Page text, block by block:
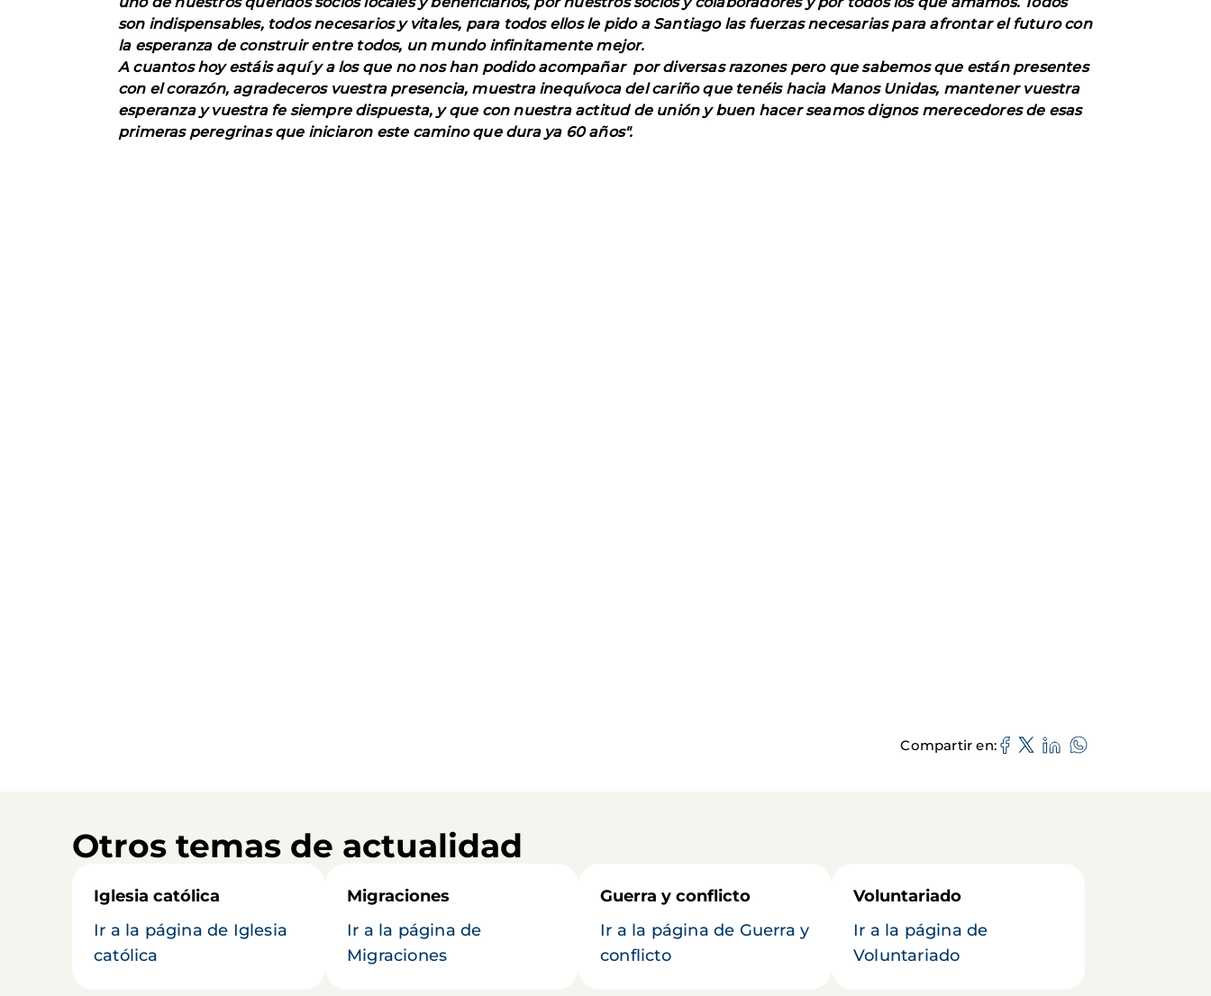
son indispensables, todos necesarios y vitales, para todos ellos le pido a Santiago las fuerzas necesarias para afrontar el futuro con
la esperanza de construir entre todos, un mundo infinitamente mejor.
A cuantos hoy estáis aquí y a los que no nos han podido acompañar por diversas razones pero que sabemos que están presentes
con el corazón, agradeceros vuestra presencia, muestra inequívoca del cariño que tenéis hacia Manos Unidas, mantener vuestra
esperanza y vuestra fe siempre dispuesta, y que con nuestra actitud de unión y buen hacer seamos dignos merecedores de esas
primeras peregrinas que iniciaron este camino que dura ya 60 años".
Compartir en
Otros temas de actualidad
Iglesia católica
Ir a la página de Iglesia
católica
Migraciones
Ir a la página de
Migraciones
Guerra y conflicto
Ir a la página de Guerra y
conflicto
Voluntariado
Ir a la página de
Voluntariado